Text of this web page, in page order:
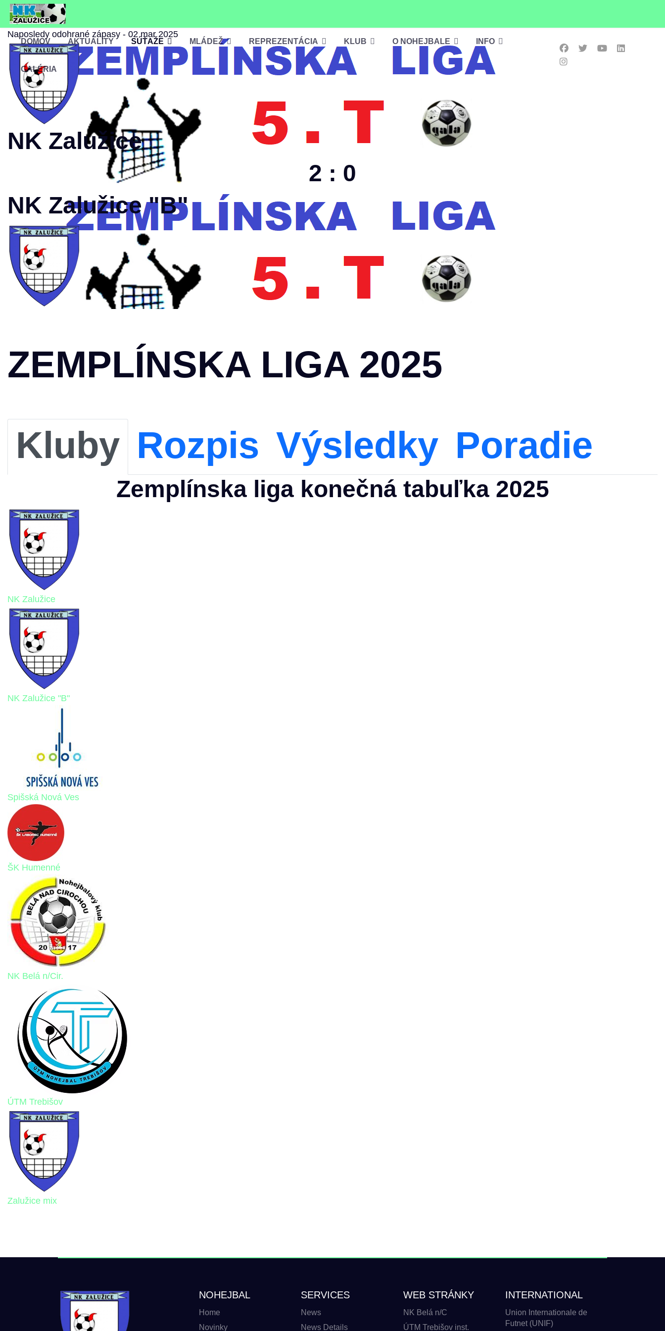
DOMOV AKTUALITY SÚŤAŽE MLÁDEŽ REPREZENTÁCIA KLUB O NOHEJBALE INFO
GALÉRIA
Naposledy odohrané zápasy - 02 mar 2025
NK Zalužice
2 : 0
NK Zalužice "B"
ZEMPLÍNSKA LIGA 2025
Kluby Rozpis Výsledky Poradie
Zemplínska liga konečná tabuľka 2025
NK Zalužice
NK Zalužice "B"
Spišská Nová Ves
ŠK Humenné
NK Belá n/Cir.
ÚTM Trebišov
Zalužice mix
NOHEJBAL
Home
Novinky
SERVICES
News
News Details
WEB STRÁNKY
NK Belá n/C
ÚTM Trebišov inst.
INTERNATIONAL
Union Internationale de
Futnet (UNIF)